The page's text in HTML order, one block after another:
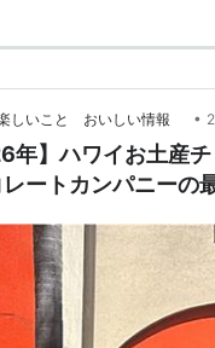
しいこと おいしい情報 •
年】ハワイお土産
ートカンパニーの